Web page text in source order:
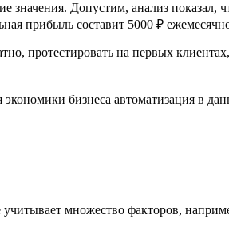
значения. Допустим, анализ показал,
прибыль составит 5000 ₽
протестировать на первых
экономики бизнеса автоматизация в
учитывает множество факторов,